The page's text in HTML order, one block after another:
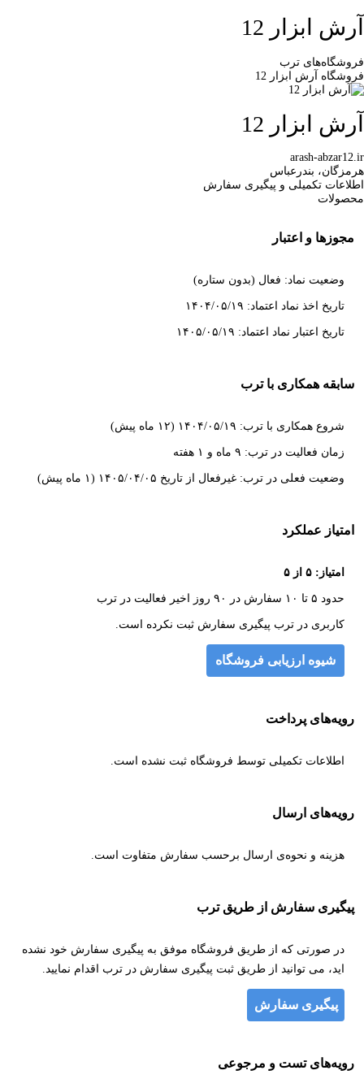
آرش ابزار 12
فروشگاه‌های ترب
فروشگاه آرش ابزار 12
آرش ابزار 12
arash-abzar12.ir
هرمزگان، بندرعباس
اطلاعات تکمیلی و پیگیری سفارش
محصولات
مجوزها و اعتبار
وضعیت نماد: فعال (بدون ستاره)
تاریخ اخذ نماد اعتماد: ۱۴۰۴/۰۵/۱۹
تاریخ اعتبار نماد اعتماد: ۱۴۰۵/۰۵/۱۹
سابقه همکاری با ترب
شروع همکاری با ترب: ۱۴۰۴/۰۵/۱۹ (۱۲ ماه پیش)
زمان فعالیت در ترب: ۹ ماه و ۱ هفته
وضعیت فعلی در ترب: غیرفعال از تاریخ ۱۴۰۵/۰۴/۰۵ (۱ ماه پیش)
امتیاز عملکرد
امتیاز: ۵ از ۵
حدود ۵ تا ۱۰ سفارش در ۹۰ روز اخیر فعالیت در ترب
کاربری در ترب پیگیری سفارش ثبت نکرده است.
شیوه ارزیابی فروشگاه
رویه‌های پرداخت
اطلاعات تکمیلی توسط فروشگاه ثبت نشده است.
رویه‌های ارسال
هزینه و نحوه‌ی ارسال برحسب سفارش متفاوت است.
پیگیری سفارش از طریق ترب
در صورتی که از طریق فروشگاه موفق به پیگیری سفارش خود نشده
اید، می توانید از طریق ثبت پیگیری سفارش در ترب اقدام نمایید.
پیگیری سفارش
رویه‌های تست و مرجوعی